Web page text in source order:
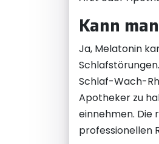
Kann
Ja, Melatonin
Schlaf-Wach-
Apotheker zu
einnehmen. Die
professionellen